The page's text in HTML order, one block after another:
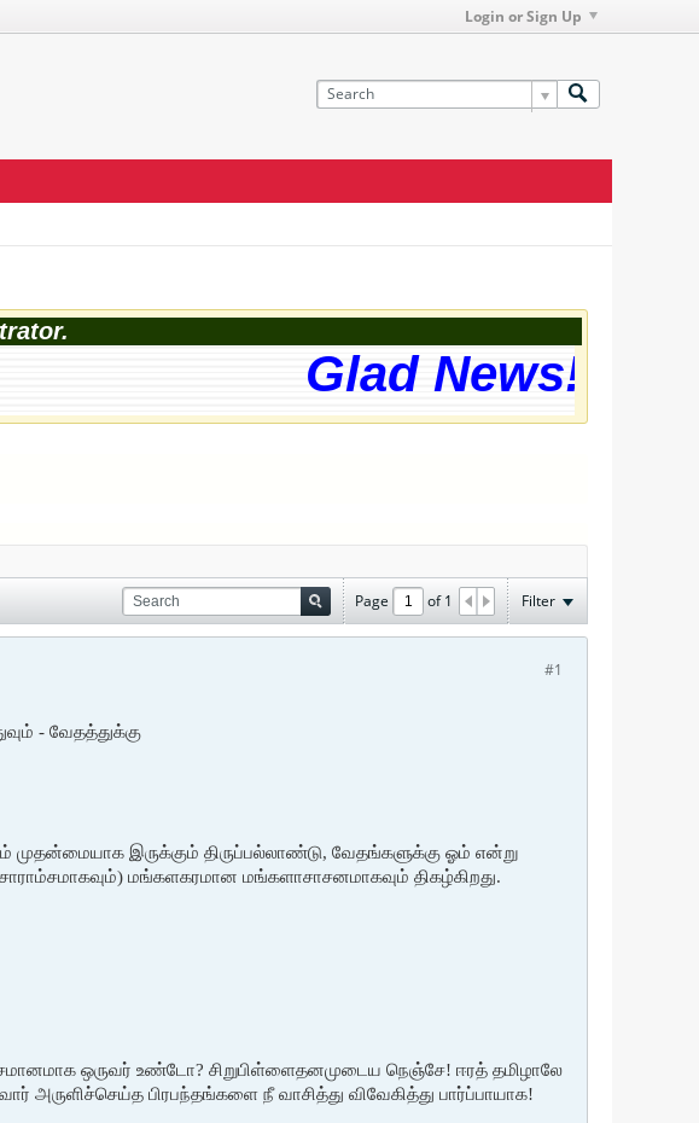
Login or Sign Up
Glad News!
Page of1 Filter
#1
- வேதத்துக்கு
இருக்கும் திருப்பல்லாண்டு, வேதங்களுக்கு ஓம் என்று
மங்களகரமான மங்களாசாசனமாகவும் திகழ்கிறது.
ஒருவர் உண்டோ? சிறுபிள்ளைதனமுடைய நெஞ்சே! ஈரத் தமிழாலே
பிரபந்தங்களை நீ வாசித்து விவேகித்து பார்ப்பாயாக!